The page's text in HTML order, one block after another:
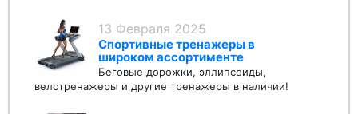
13 Февраля 2025
Спортивные тренажеры в
широком ассортименте
Беговые дорожки, эллипсоиды,
велотренажеры и другие тренажеры в наличии!